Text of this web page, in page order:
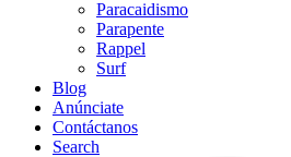
Paracaidismo
Parapente
Rappel
Surf
Blog
Anúnciate
Contáctanos
Search